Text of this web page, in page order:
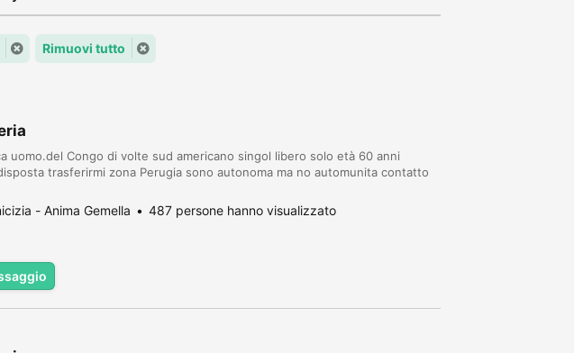
Rimuovi tutto
uomo.del Congo di volte sud americano singol libero solo età 60 anni
trasferirmi zona Perugia sono autonoma ma no automunita contatto
- Anima Gemella 487 persone hanno visualizzato